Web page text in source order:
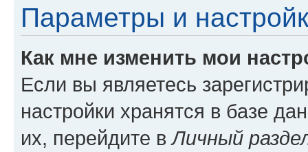
Параметры и
Как мне изменить мои
Если вы являетесь
настройки хранятся в базе
их, перейдите вЛичный